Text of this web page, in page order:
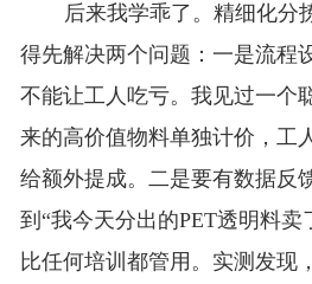
后来我学乖了。精细化分
得先解决两个问题：一是流程
不能让工人吃亏。我见过一个
来的高价值物料单独计价，工
给额外提成。二是要有数据反
到“我今天分出的PET透明料
比任何培训都管用。实测发现